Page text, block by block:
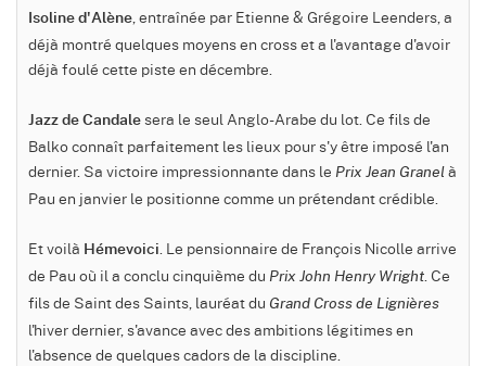
Isoline d'Alène , entraînée par Etienne & Grégoire Leenders, a
déjà montré quelques moyens en cross et a l'avantage d'avoir
déjà foulé cette piste en décembre.
Jazz de Candale sera le seul Anglo-Arabe du lot. Ce fils de
Balko connaît parfaitement les lieux pour s'y être imposé l'an
dernier. Sa victoire impressionnante dans le Prix Jean Granel à
Pau en janvier le positionne comme un prétendant crédible.
Et voilà Hémevoici . Le pensionnaire de François Nicolle arrive
de Pau où il a conclu cinquième du Prix John Henry Wright . Ce
fils de Saint des Saints, lauréat du Grand Cross de Lignières
l'hiver dernier, s'avance avec des ambitions légitimes en
l'absence de quelques cadors de la discipline.